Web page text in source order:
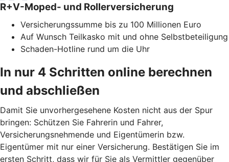
R+V-Moped- und Rollerversicherung
Versicherungssumme bis zu 100 Millionen Euro
Auf Wunsch Teilkasko mit und ohne Selbstbeteiligung
Schaden-Hotline rund um die Uhr
In nur 4 Schritten online berechnen
und abschließen
Damit Sie unvorhergesehene Kosten nicht aus der Spur
bringen: Schützen Sie Fahrerin und Fahrer,
Versicherungsnehmende und Eigentümerin bzw.
Eigentümer mit nur einer Versicherung. Bestätigen Sie im
ersten Schritt, dass wir für Sie als Vermittler gegenüber